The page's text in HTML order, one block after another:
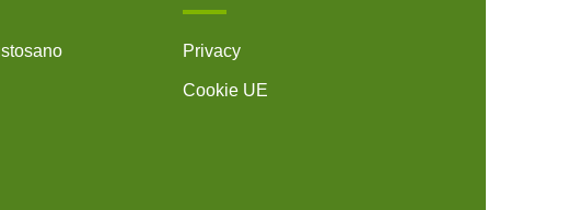
Privacy
Cookie UE